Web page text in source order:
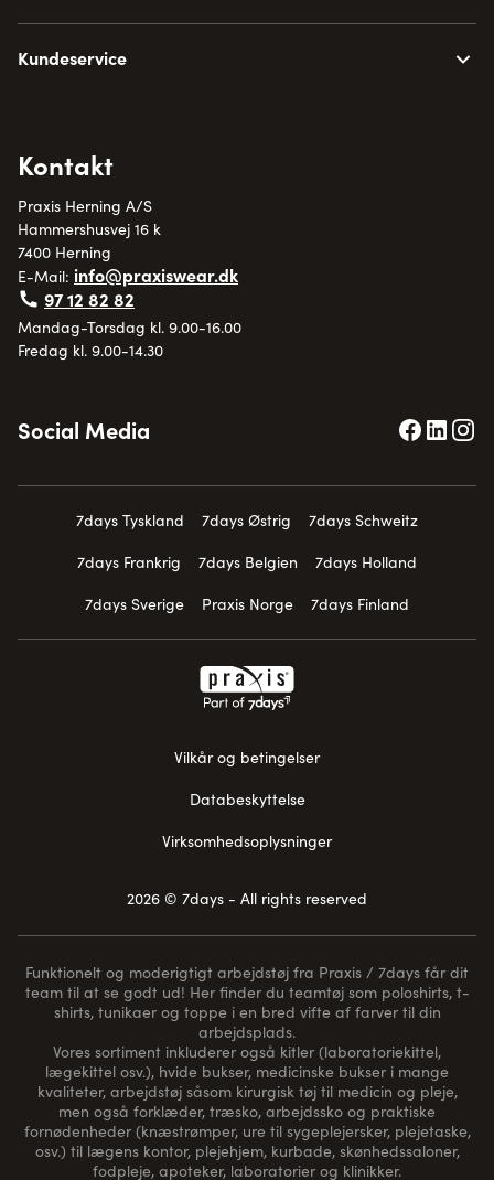
Kundeservice
Kontakt
Praxis Herning A/S
Hammershusvej 16 k
7400 Herning
E-Mail: info@praxiswear.dk
97 12 82 82
Mandag-Torsdag kl. 9.00-16.00
Fredag kl. 9.00-14.30
Social Media
7days Tyskland 7days Østrig
7days Schweitz
7days Frankrig
7days Belgien
7days Holland
7days Sverige
Praxis Norge 7days Finland
Vilkår og betingelser
Databeskyttelse
Virksomhedsoplysninger
2026 © 7days - All rights reserved
Funktionelt og moderigtigt arbejdstøj fra Praxis / 7days får dit
team til at se godt ud! Her finder du teamtøj som poloshirts, t-
shirts, tunikaer og toppe i en bred vifte af farver til din
arbejdsplads.
Vores sortiment inkluderer også kitler (laboratoriekittel,
lægekittel osv.), hvide bukser, medicinske bukser i mange
kvaliteter, arbejdstøj såsom kirurgisk tøj til medicin og pleje,
men også forklæder, træsko, arbejdssko og praktiske
fornødenheder (knæstrømper, ure til sygeplejersker, plejetaske,
osv.) til lægens kontor, plejehjem, kurbade, skønhedssaloner,
fodpleje, apoteker, laboratorier og klinikker.